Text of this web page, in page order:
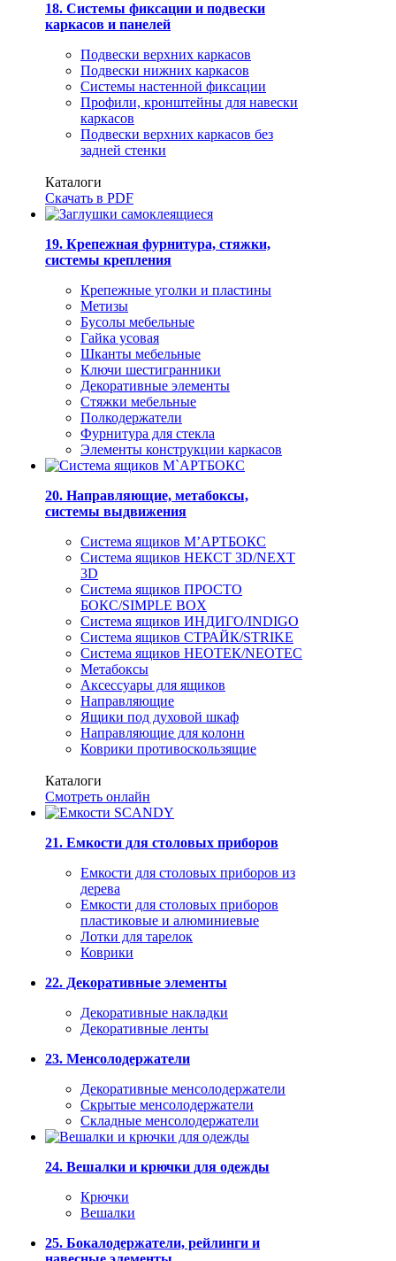
18. Системы фиксации и подвески
каркасов и панелей
Подвески верхних каркасов
Подвески нижних каркасов
Системы настенной фиксации
Профили, кронштейны для навески
каркасов
Подвески верхних каркасов без
задней стенки
Каталоги
Скачать в PDF
19. Крепежная фурнитура, стяжки,
системы крепления
Крепежные уголки и пластины
Метизы
Бусолы мебельные
Гайка усовая
Шканты мебельные
Ключи шестигранники
Декоративные элементы
Стяжки мебельные
Полкодержатели
Фурнитура для стекла
Элементы конструкции каркасов
20. Направляющие, метабоксы,
системы выдвижения
Система ящиков М’АРТБОКС
Система ящиков НЕКСТ 3D/NEXT
3D
Система ящиков ПРОСТО
БОКС/SIMPLE BOX
Система ящиков ИНДИГО/INDIGO
Система ящиков СТРАЙК/STRIKE
Система ящиков НЕОТЕК/NEOTEC
Метабоксы
Аксессуары для ящиков
Направляющие
Ящики под духовой шкаф
Направляющие для колонн
Коврики противоскользящие
Каталоги
Смотреть онлайн
21. Емкости для столовых приборов
Емкости для столовых приборов из
дерева
Емкости для столовых приборов
пластиковые и алюминиевые
Лотки для тарелок
Коврики
22. Декоративные элементы
Декоративные накладки
Декоративные ленты
23. Менсолодержатели
Декоративные менсолодержатели
Скрытые менсолодержатели
Складные менсолодержатели
24. Вешалки и крючки для одежды
Крючки
Вешалки
25. Бокалодержатели, рейлинги и